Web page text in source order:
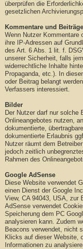
überprüfen die
gesetzlichen
Kommentare und Beiträge
Wenn Nutzer Kommentare
ihre IP-Adressen auf
des Art. 6 Abs. 1 lit. f.
unserer Sicherheit, falls
widerrechtliche Inhalte
Propaganda, etc.). In
oder Beitrag belangt
Verfassers interessiert.
Bilder
Der Nutzer darf nur solche
Onlineangebotes nutzen,
dokumentierte,
dokumentierte Erlaubnis
Nutzer räumt dem
jedoch zeitlich
Rahmen des
Google AdSense
Diese Website verwendet
einen Dienst der Google
View, CA 94043, USA, zur
AdSense verwendet
Speicherung dem PC
analysieren kann. Zudem
Beacons verwendet, nicht
Klicks auf dieser Website,
Informationen zu